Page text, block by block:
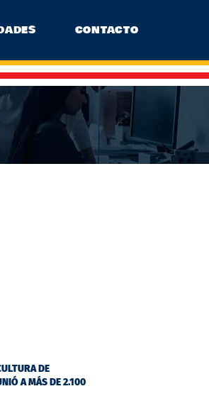
CONTACTO
DE
A MÁS DE 2.100